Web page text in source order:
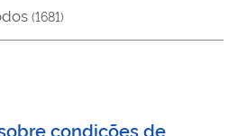
(1681)
condições de